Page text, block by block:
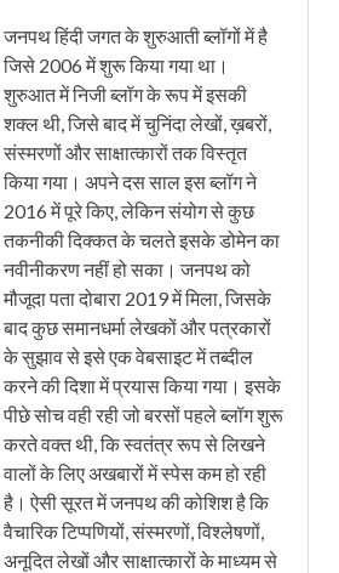
जनपथ हिंदी जगत के शुरुआती ब्लॉगों में है
जिसे 2006 में शुरू किया गया था।
शुरुआत में निजी ब्लॉग के रूप में इसकी
शक्ल थी, जिसे बाद में चुनिंदा लेखों, ख़बरों,
संस्मरणों और साक्षात्कारों तक विस्तृत
किया गया। अपने दस साल इस ब्लॉग ने
2016 में पूरे किए, लेकिन संयोग से कुछ
तकनीकी दिक्कत के चलते इसके डोमेन का
नवीनीकरण नहीं हो सका। जनपथ को
मौजूदा पता दोबारा 2019 में मिला, जिसके
बाद कुछ समानधर्मा लेखकों और पत्रकारों
के सुझाव से इसे एक वेबसाइट में तब्दील
करने की दिशा में प्रयास किया गया। इसके
पीछे सोच वही रही जो बरसों पहले ब्लॉग शुरू
करते वक्त थी, कि स्वतंत्र रूप से लिखने
वालों के लिए अखबारों में स्पेस कम हो रही
है। ऐसी सूरत में जनपथ की कोशिश है कि
वैचारिक टिप्पणियों, संस्मरणों, विश्लेषणों,
अनूदित लेखों और साक्षात्कारों के माध्यम से